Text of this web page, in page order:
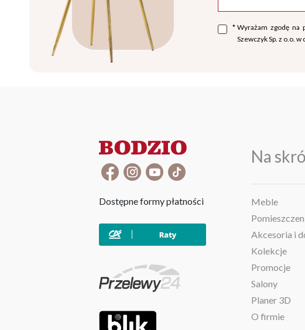
* Wyrażam zgodę na
Szewczyk Sp. z o.o.
Dostępne formy płatności
Na
Meble
Akcesoria i
Kolekcje
Promocje
Salony
Planer 3D
O firmie